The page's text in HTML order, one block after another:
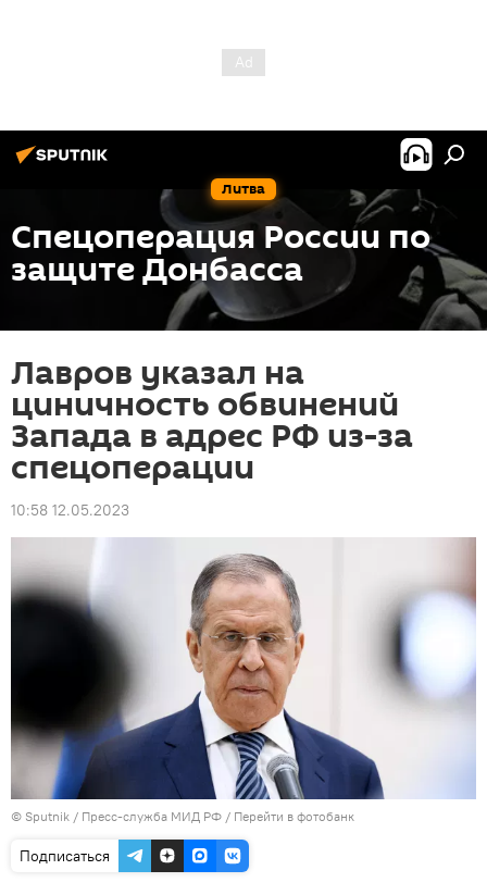
Литва
Спецоперация России по
защите Донбасса
Лавров указал на
циничность обвинений
Запада в адрес РФ из-за
спецоперации
10:58 12.05.2023
© Sputnik / Пресс-служба МИД РФ / Перейти в фотобанк
Подписаться